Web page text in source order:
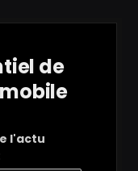
de
l'actu